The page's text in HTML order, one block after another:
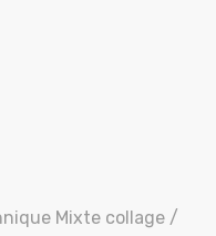
Mixte collage /